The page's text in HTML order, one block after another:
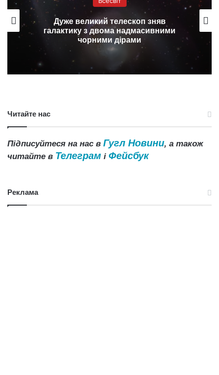
Всесвіт
Об’єкт, вдвічі більше Юпітера, прямує
до Землі
Читайте нас
Підписуйтеся на нас в Гугл Новини, а також
читайте в Телеграм і Фейсбук
Реклама